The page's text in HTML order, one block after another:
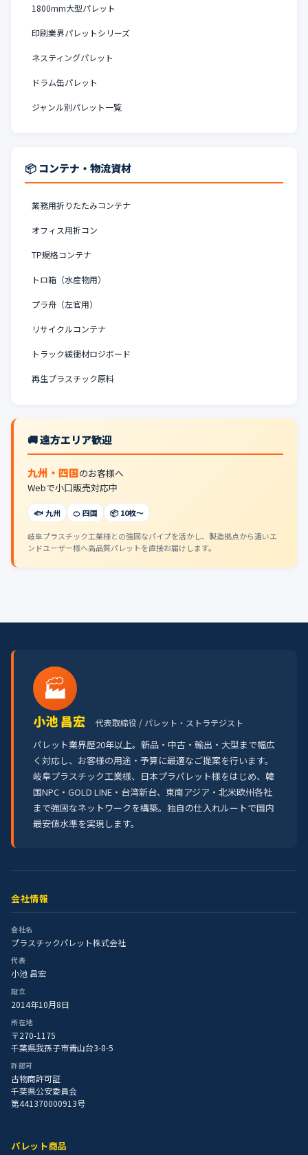
1800mm大型パレット
印刷業界パレットシリーズ
ネスティングパレット
ドラム缶パレット
ジャンル別パレット一覧
📦 コンテナ・物流資材
業務用折りたたみコンテナ
オフィス用折コン
TP規格コンテナ
トロ箱（水産物用）
プラ舟（左官用）
リサイクルコンテナ
トラック緩衝材ロジボード
再生プラスチック原料
🚚 遠方エリア歓迎
九州・四国のお客様へ
Webで小口販売対応中
🐟 九州 🍊 四国 📦 10枚〜
岐阜プラスチック工業様との強固なパイプを活かし、製造拠点から遠いエ
ンドユーザー様へ高品質パレットを直接お届けします。
🏭
小池 昌宏 代表取締役 / パレット・ストラテジスト
パレット業界歴20年以上。新品・中古・輸出・大型まで幅広
く対応し、お客様の用途・予算に最適なご提案を行います。
岐阜プラスチック工業様、日本プラパレット様をはじめ、韓
国NPC・GOLD LINE・台湾新台、東南アジア・北米欧州各社
まで強固なネットワークを構築。独自の仕入れルートで国内
最安値水準を実現します。
会社情報
会社名
プラスチックパレット株式会社
代表
小池 昌宏
設立
2014年10月8日
所在地
〒270-1175
千葉県我孫子市青山台3-8-5
許認可
古物商許可証
千葉県公安委員会
第441370000913号
パレット商品